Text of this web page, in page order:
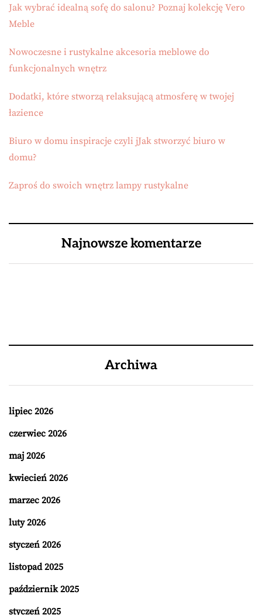
Jak wybrać idealną sofę do salonu? Poznaj kolekcję Vero
Meble
Nowoczesne i rustykalne akcesoria meblowe do
funkcjonalnych wnętrz
Dodatki, które stworzą relaksującą atmosferę w twojej
łazience
Biuro w domu inspiracje czyli jJak stworzyć biuro w
domu?
Zaproś do swoich wnętrz lampy rustykalne
Najnowsze komentarze
Archiwa
lipiec 2026
czerwiec 2026
maj 2026
kwiecień 2026
marzec 2026
luty 2026
styczeń 2026
listopad 2025
październik 2025
styczeń 2025